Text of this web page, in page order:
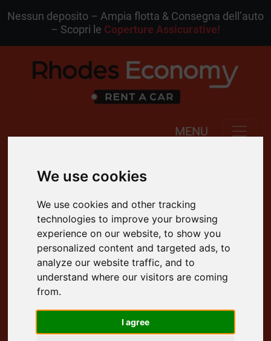
Nessun deposito – Ampia flotta & Consegna dell’auto
– Scopri le Coperture Assicurative!
MENU
4.8 Valutazione su Google
Cancellazione Gratuita
Supporto Clienti 24/7
Consegna Gratuita a Domicilio
Posto di Ritiro
Data di Ritiro
We use cookies
We use cookies and other tracking
technologies to improve your browsing
experience on our website, to show you
personalized content and targeted ads, to
analyze our website traffic, and to
understand where our visitors are coming
from.
I agree